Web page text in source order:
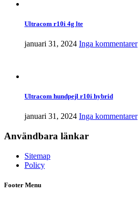
Ultracom r10i 4g lte
januari 31, 2024 Inga kommentarer
Ultracom hundpejl r10i hybrid
januari 31, 2024 Inga kommentarer
Användbara länkar
Sitemap
Policy
Footer Menu